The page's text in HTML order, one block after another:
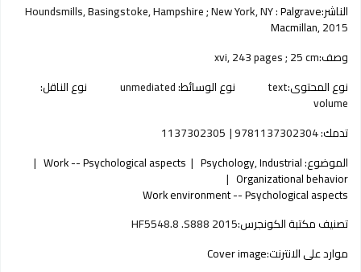
الناشر:
Houndsmills, Basingstoke, Hampshire ; New York, NY :Palgrave
Macmillan,2015
وصف:xvi, 243 pages ; 25 cm
نوع المحتوى:text نوع الوسائط:unmediated نوع الناقل:
volume
تدمك:9781137302304
1137302305
الموضوع:Psychology, Industrial
Work -- Psychological aspects
Organizational behavior
Work environment -- Psychological aspects
تصنيف مكتبة الكونجرس:HF5548.8 .S888 2015
موارد على الانترنت:Cover image